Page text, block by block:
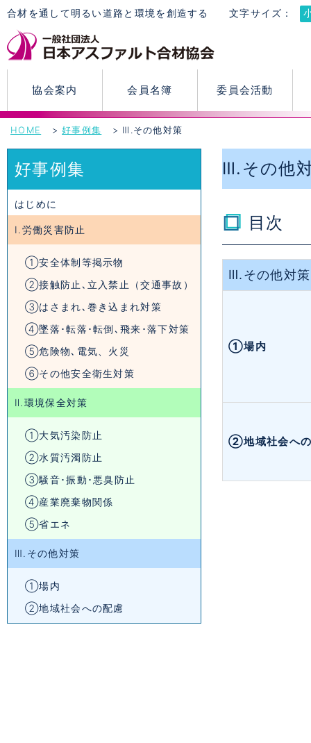
合材を通して明るい道路と環境を創造する 文字サイズ：
協会案内 会員名簿 委員会活動
HOME 好事例集 Ⅲ.その他対策
好事例集
はじめに
Ⅰ.労働災害防止
①安全体制等掲示物
②接触防止､立入禁止（交通事故）
③はさまれ､巻き込まれ対策
④墜落･転落･転倒､飛来･落下対策
⑤危険物､電気、火災
⑥その他安全衛生対策
Ⅱ.環境保全対策
①大気汚染防止
②水質汚濁防止
③騒音･振動･悪臭防止
④産業廃棄物関係
⑤省エネ
Ⅲ.その他対策
①場内
②地域社会への配慮
Ⅲ.その他
目次
Ⅲ.その他対策
①場内
②地域社会へ